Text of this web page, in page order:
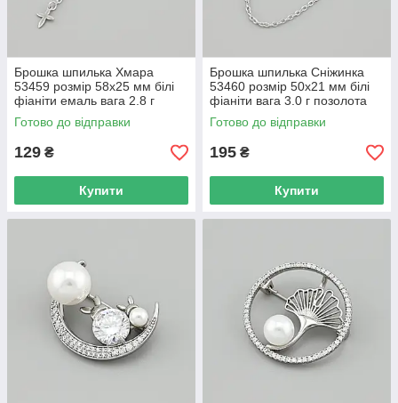
Брошка шпилька Хмара
53459 розмір 58х25 мм білі
фіаніти емаль вага 2.8 г
позолота Біле Золото
Готово до відправки
129 ₴
Купити
Брошка шпилька Сніжинка
53460 розмір 50х21 мм білі
фіаніти вага 3.0 г позолота
Біле Золото
Готово до відправки
195 ₴
Купити